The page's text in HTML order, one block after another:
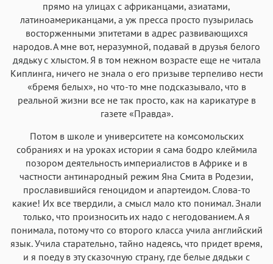
прямо на улицах с африканцами, азиатами,
латиноамериканцами, а уж пресса просто пузырилась
восторженными эпитетами в адрес развивающихся
народов. А мне вот, неразумной, подавай в друзья белого
дядьку с хлыстом. Я в том нежном возрасте еще не читала
Киплинга, ничего не знала о его призыве терпеливо нести
«бремя белых», но что-то мне подсказывало, что в
реальной жизни все не так просто, как на карикатуре в
газете «Правда».
Потом в школе и университете на комсомольских
собраниях и на уроках истории я сама бодро клеймила
позором деятельность империалистов в Африке и в
частности антинародный режим Яна Смита в Родезии,
прославившийся геноцидом и апартеидом. Слова-то
какие! Их все твердили, а смысл мало кто понимал. Знали
только, что произносить их надо с негодованием. А я
понимала, потому что со второго класса учила английский
язык. Учила старательно, тайно надеясь, что придет время,
и я поеду в эту сказочную страну, где белые дядьки с